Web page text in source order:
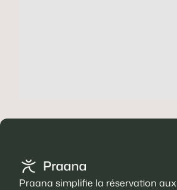
Praana simplifie la réservation aux